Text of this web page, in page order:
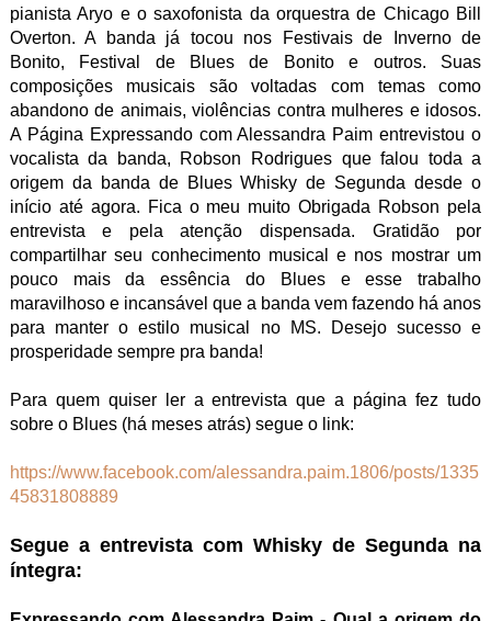
pianista Aryo e o saxofonista da orquestra de Chicago Bill
Overton. A banda já tocou nos Festivais de Inverno de
Bonito, Festival de Blues de Bonito e outros. Suas
composições musicais são voltadas com temas como
abandono de animais, violências contra mulheres e idosos.
A Página Expressando com Alessandra Paim entrevistou o
vocalista da banda, Robson Rodrigues que falou toda a
origem da banda de Blues Whisky de Segunda desde o
início até agora. Fica o meu muito Obrigada Robson pela
entrevista e pela atenção dispensada. Gratidão por
compartilhar seu conhecimento musical e nos mostrar um
pouco mais da essência do Blues e esse trabalho
maravilhoso e incansável que a banda vem fazendo há anos
para manter o estilo musical no MS. Desejo sucesso e
prosperidade sempre pra banda!
Para quem quiser ler a entrevista que a página fez tudo
sobre o Blues (há meses atrás) segue o link:
https://www.facebook.com/alessandra.paim.1806/posts/1335
45831808889
Segue a entrevista com Whisky de Segunda na
íntegra: